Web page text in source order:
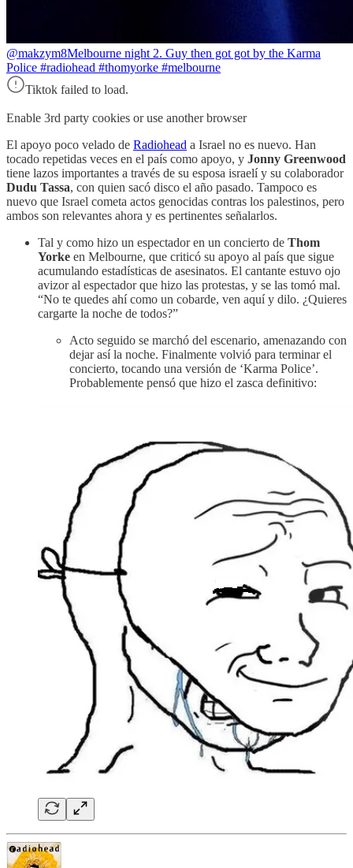
@makzym8Melbourne night 2. Guy then got got by the Karma
Police #radiohead #thomyorke #melbourne
Tiktok failed to load.
Enable 3rd party cookies or use another browser
El apoyo poco velado de Radiohead a Israel no es nuevo. Han
tocado repetidas veces en el país como apoyo, y Jonny Greenwood
tiene lazos importantes a través de su esposa israelí y su colaborador
Dudu Tassa, con quien sacó disco el año pasado. Tampoco es
nuevo que Israel cometa actos genocidas contras los palestinos, pero
ambos son relevantes ahora y es pertinentes señalarlos.
Tal y como hizo un espectador en un concierto de Thom
Yorke en Melbourne, que criticó su apoyo al país que sigue
acumulando estadísticas de asesinatos. El cantante estuvo ojo
avizor al espectador que hizo las protestas, y se las tomó mal.
“No te quedes ahí como un cobarde, ven aquí y dilo. ¿Quieres
cargarte la noche de todos?”
Acto seguido se marchó del escenario, amenazando con
dejar así la noche. Finalmente volvió para terminar el
concierto, tocando una versión de ‘Karma Police’.
Probablemente pensó que hizo el zasca definitivo: